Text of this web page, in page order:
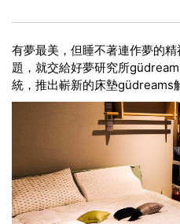
有夢最美，但睡不著連作夢的
題，就交給好夢研究所
統，推出嶄新的床墊güdreams